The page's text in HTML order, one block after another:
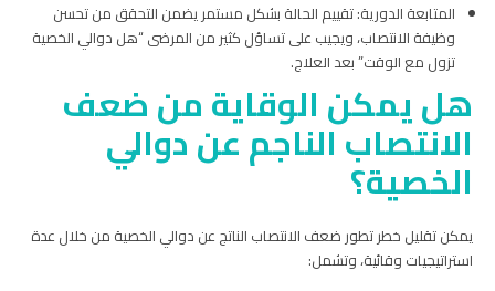
المتابعة الدورية: تقييم الحالة بشكل مستمر يضمن التحقق من تحسن
وظيفة الانتصاب، ويجيب على تساؤل كثير من المرضى “هل دوالي الخصية
تزول مع الوقت” بعد العلاج.
هل يمكن الوقاية من ضعف
الانتصاب الناجم عن دوالي
الخصية؟
يمكن تقليل خطر تطور ضعف الانتصاب الناتج عن دوالي الخصية من خلال عدة
استراتيجيات وقائية، وتشمل: